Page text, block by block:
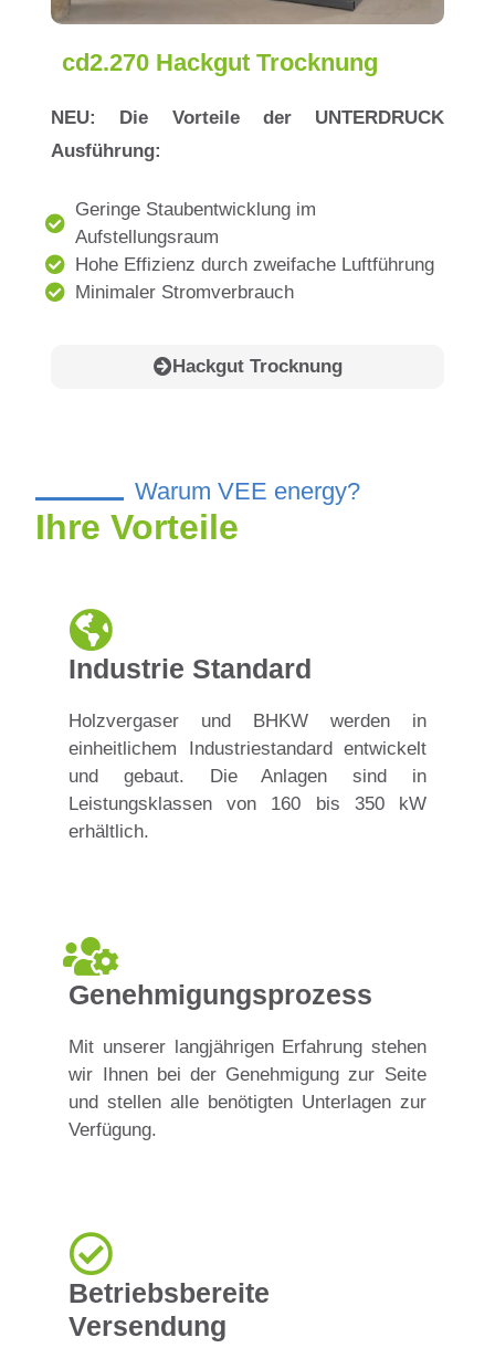
cd2.270 Hackgut Trocknung
NEU: Die Vorteile der UNTERDRUCK
Ausführung:
Geringe Staubentwicklung im
Aufstellungsraum
Hohe Effizienz durch zweifache Luftführung
Minimaler Stromverbrauch
Hackgut Trocknung
Warum VEE energy?
Ihre Vorteile
Industrie Standard
Holzvergaser und BHKW werden in
einheitlichem Industriestandard entwickelt
und gebaut. Die Anlagen sind in
Leistungsklassen von 160 bis 350 kW
erhältlich.
Genehmigungsprozess
Mit unserer langjährigen Erfahrung stehen
wir Ihnen bei der Genehmigung zur Seite
und stellen alle benötigten Unterlagen zur
Verfügung.
Betriebsbereite
Versendung